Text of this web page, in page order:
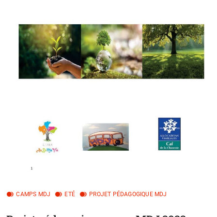
CAMPS MDJ ETÉ PROJET PÉDAGOGIQUE MDJ